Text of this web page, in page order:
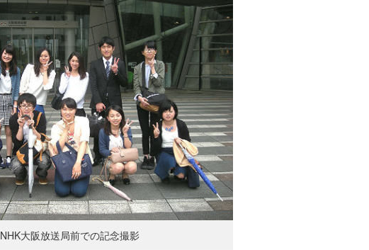
NHK大阪放送局前での記念撮影